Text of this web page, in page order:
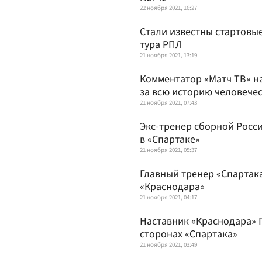
22 ноября 2021, 16:27
Стали известны
тура РПЛ
21 ноября 2021, 13:19
Комментатор «Матч ТВ»
за всю историю
21 ноября 2021, 07:43
Экс-тренер сборной
в «Спартаке»
21 ноября 2021, 05:37
Главный тренер
«Краснодара»
21 ноября 2021, 04:17
Наставник «Краснодара»
сторонах «Спартака»
21 ноября 2021, 03:49